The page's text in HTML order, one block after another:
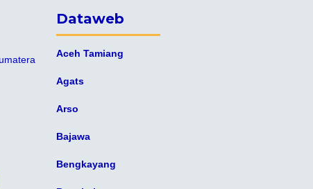
Dataweb
Aceh Tamiang
Agats
Arso
Bajawa
Bengkayang